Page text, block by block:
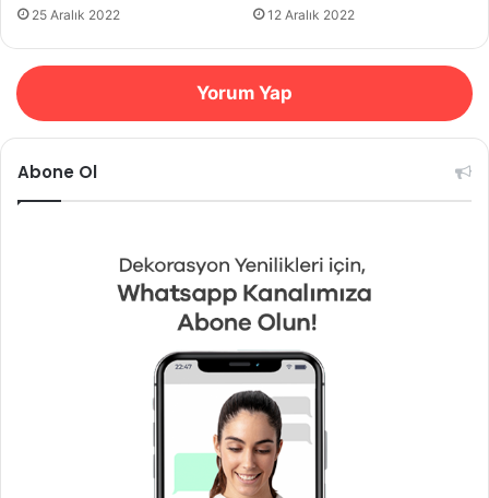
25 Aralık 2022 12 Aralık 2022
Yorum Yap
Abone Ol